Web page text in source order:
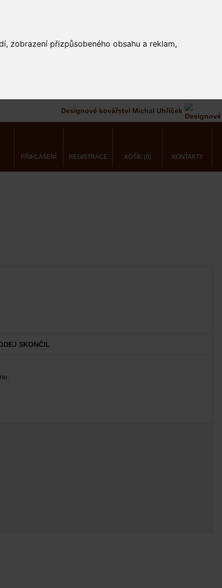
zobrazení přizpůsobeného obsahu a reklam,
Designové kovářství Michal Uhříček
PŘIHLÁŠENÍ REGISTRACE KOŠÍK (0) KONTAKTY
SKONČIL